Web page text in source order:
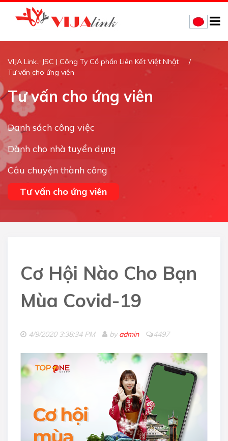
VIJA Link., JSC | Công Ty Cổ phần Liên Kết Việt Nhật
Tư vấn cho ứng viên
Tư vấn cho ứng viên
Danh sách công việc
Dành cho nhà tuyển dụng
Câu chuyện thành công
Tư vấn cho ứng viên
Cơ Hội Nào Cho Bạn
Mùa Covid-19
4/9/2020 3:38:34 PM byadmin 4497